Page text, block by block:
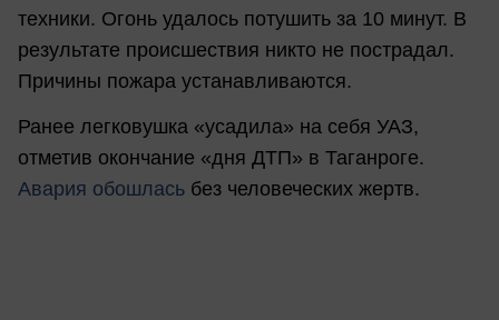
техники. Огонь удалось потушить за 10 минут. В
результате происшествия никто не пострадал.
Причины пожара устанавливаются.
Ранее легковушка «усадила» на себя УАЗ,
отметив окончание «дня ДТП» в Таганроге.
Авария обошлась без человеческих жертв.